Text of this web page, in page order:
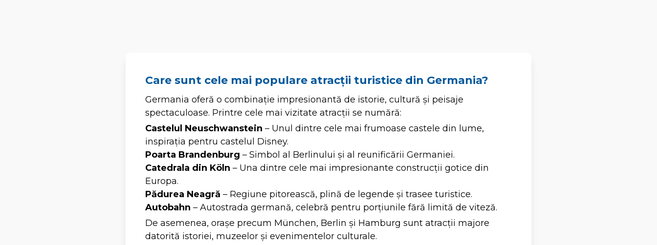
Care sunt cele mai populare atracții turistice din Germania?
Germania oferă o combinație impresionantă de istorie, cultură și peisaje
spectaculoase. Printre cele mai vizitate atracții se numără:
Castelul Neuschwanstein – Unul dintre cele mai frumoase castele din lume,
inspirația pentru castelul Disney.
Poarta Brandenburg – Simbol al Berlinului și al reunificării Germaniei.
Catedrala din Köln – Una dintre cele mai impresionante construcții gotice din
Europa.
Pădurea Neagră – Regiune pitorească, plină de legende și trasee turistice.
Autobahn – Autostrada germană, celebră pentru porțiunile fără limită de viteză.
De asemenea, orașe precum München, Berlin și Hamburg sunt atracții majore
datorită istoriei, muzeelor și evenimentelor culturale.